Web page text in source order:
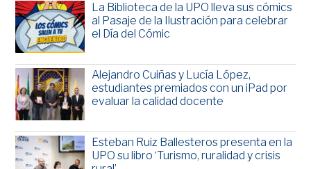
La Biblioteca de la UPO lleva sus cómics
al Pasaje de la Ilustración para celebrar
el Día del Cómic
Alejandro Cuiñas y Lucía López,
estudiantes premiados con un iPad por
evaluar la calidad docente
Esteban Ruiz Ballesteros presenta en la
UPO su libro ‘Turismo, ruralidad y crisis